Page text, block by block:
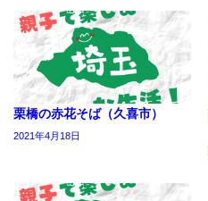
栗橋の赤花そば（久喜市）
2021年4月18日